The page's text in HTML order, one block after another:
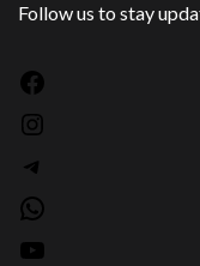
Follow us to stay